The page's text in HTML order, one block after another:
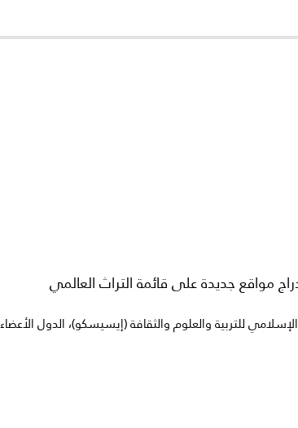
مواقع جديدة على قائمة التراث العالمي
الإسلامي للتربية والعلوم والثقافة (إيسيسكو)، الدول